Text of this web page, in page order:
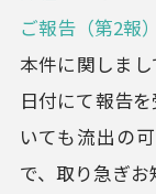
ご報告（第2報）
本件に関しま
日付にて報告
いても流出の
で、取り急ぎお